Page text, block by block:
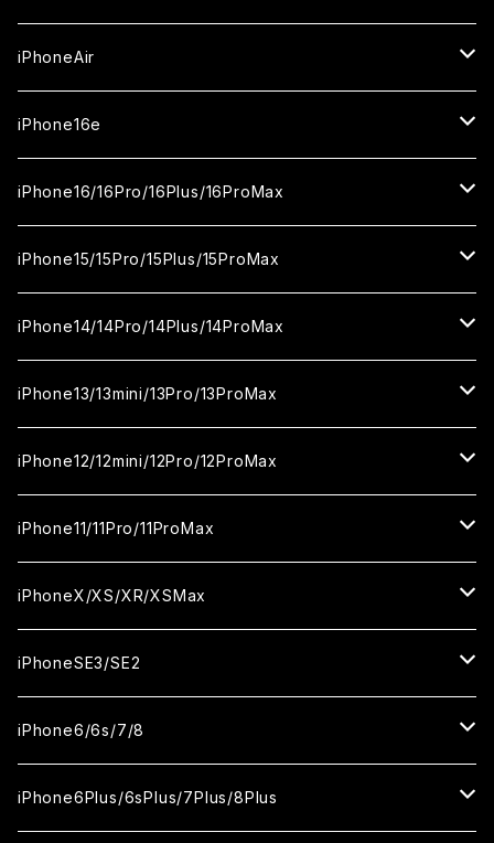
セラミックフィルム
カメラ用フィルム
iPhone17
ガラスフィルム
セラミックフィルム
iPhone17Pro
ガラスフィルム
セラミックフィルム
iPhone17proMax
ガラスフィルム
セラミックフィルム
iPhoneAir
ガラスフィルム
セラミックフィルム
カメラ用フィルム
iPhone16e
ガラスフィルム
セラミックフィルム
カメラ用フィルム
iPhone16/16Pro/16Plus/16ProMax
iPhone16
ガラスフィルム
セラミックフィルム
iPhone16Pro
ガラスフィルム
セラミックフィルム
iPhone16Plus
ガラスフィルム
セラミックフィルム
iPhone16ProMax
ガラスフィルム
セラミックフィルム
iPhone15/15Pro/15Plus/15ProMax
iPhone15
ガラスフィルム
セラミックフィルム
iPhone15Pro
ガラスフィルム
セラミックフィルム
iPhone15Plus
ガラスフィルム
セラミックフィルム
iPhone15ProMax
ガラスフィルム
セラミックフィルム
iPhone14/14Pro/14Plus/14ProMax
iPhone14
ガラスフィルム
セラミックフィルム
iPhone14Pro
ガラスフィルム
セラミックフィルム
iPhone14Plus
ガラスフィルム
セラミックフィルム
iPhone14ProMax
ガラスフィルム
セラミックフィルム
iPhone13/13mini/13Pro/13ProMax
iPhone13/13Pro
ガラスフィルム
セラミックフィルム
iPhone13mini
ガラスフィルム
セラミックフィルム
iPhone13ProMax
ガラスフィルム
セラミックフィルム
iPhone12/12mini/12Pro/12ProMax
iPhone12/12Pro
ガラスフィルム
セラミックフィルム
iPhone12mini
ガラスフィルム
セラミックフィルム
iPhone12ProMax
ガラスフィルム
セラミックフィルム
iPhone11/11Pro/11ProMax
iPhone11
ガラスフィルム
セラミックフィルム
iPhone11Pro
ガラスフィルム
セラミックフィルム
iPhone11Pro Max
ガラスフィルム
iPhoneX/XS/XR/XSMax
iPhoneX
ガラスフィルム
セラミックフィルム
iPhoneXS
ガラスフィルム
iPhoneXR
iPhoneSE3/SE2
iPhoneSE3
ガラスフィルム
iPhoneSE2
iPhone6/6s/7/8
iPhone8
iPhone6Plus/6sPlus/7Plus/8Plus